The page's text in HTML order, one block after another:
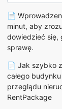
📄
minut, aby
dowiedzieć się,
sprawę.
📄 Jak szybko
całego
przeglądu
RentPackage